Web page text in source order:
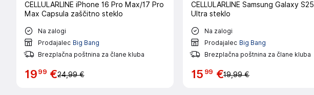
CELLULARLINE iPhone 16 Pro Max/17 Pro
Max Capsula zaščitno steklo
Na zalogi
Prodajalec Big Bang
Brezplačna poštnina za člane kluba
1999 €24,99 €
CELLULARLINE Samsung Galaxy S25
Ultra steklo
Na zalogi
Prodajalec Big Bang
Brezplačna poštnina za člane kluba
15 99 €19,99 €